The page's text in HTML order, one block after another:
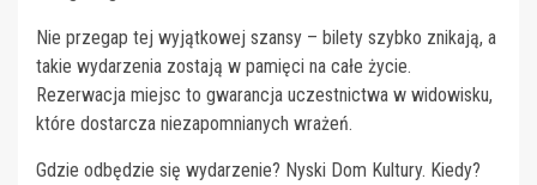
Nie przegap tej wyjątkowej szansy – bilety szybko znikają, a
takie wydarzenia zostają w pamięci na całe życie.
Rezerwacja miejsc to gwarancja uczestnictwa w widowisku,
które dostarcza niezapomnianych wrażeń.
Gdzie odbędzie się wydarzenie? Nyski Dom Kultury. Kiedy?